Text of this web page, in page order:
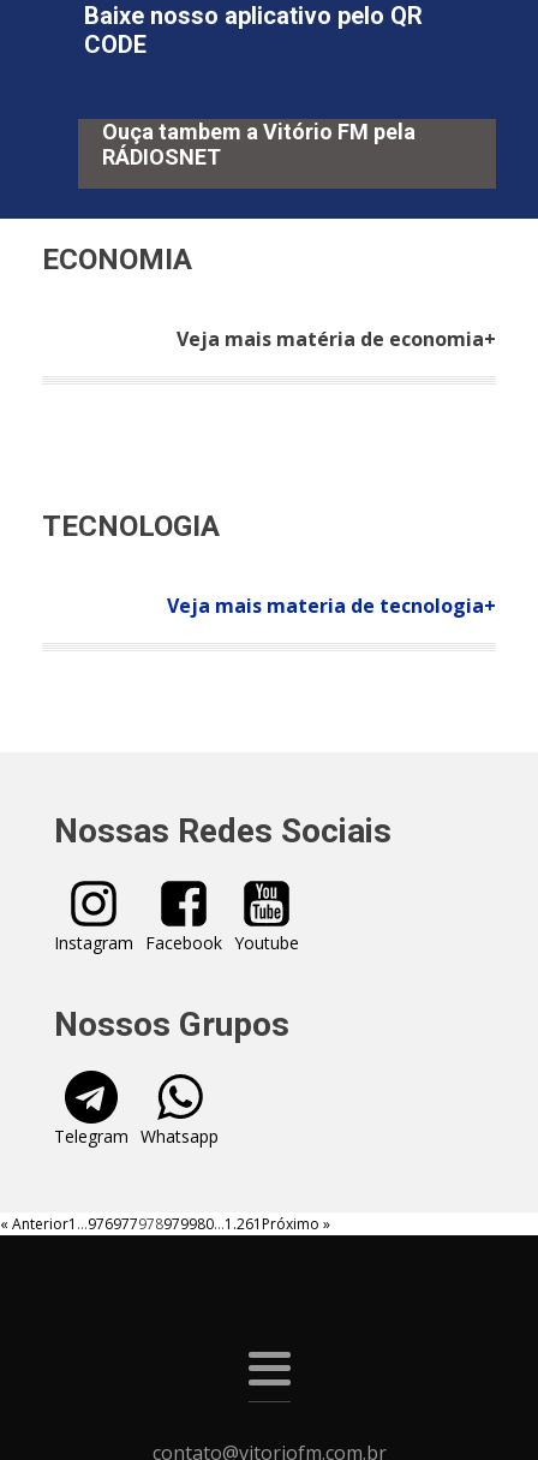
Baixe nosso aplicativo pelo QR
CODE
Ouça tambem a Vitório FM pela
RÁDIOSNET
ECONOMIA
Veja mais matéria de economia+
TECNOLOGIA
Veja mais materia de tecnologia+
Nossas Redes Sociais
Instagram Facebook Youtube
Nossos Grupos
Telegram Whatsapp
« Anterior1 …976977978979980…1.261Próximo »
contato@vitoriofm.com.br